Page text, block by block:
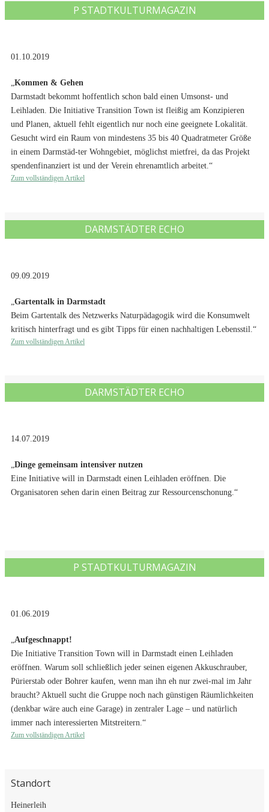
P STADTKULTURMAGAZIN
01.10.2019
„Kommen & Gehen
Darmstadt bekommt hoffentlich schon bald einen Umsonst- und
Leihladen. Die Initiative Transition Town ist fleißig am Konzipieren
und Planen, aktuell fehlt eigentlich nur noch eine geeignete Lokalität.
Gesucht wird ein Raum von mindestens 35 bis 40 Quadratmeter Größe
in einem Darmstäd-ter Wohngebiet, möglichst mietfrei, da das Projekt
spendenfinanziert ist und der Verein ehrenamtlich arbeitet.“
Zum vollständigen Artikel
DARMSTÄDTER ECHO
09.09.2019
Gartentalk in Darmstadt
Beim Gartentalk des Netzwerks Naturpädagogik wird die Konsumwelt
kritisch hinterfragt und es gibt Tipps für einen nachhaltigen Lebensstil.“
Zum vollständigen Artikel
DARMSTÄDTER ECHO
14.07.2019
„Dinge gemeinsam intensiver nutzen
Eine Initiative will in Darmstadt einen Leihladen eröffnen. Die
Organisatoren sehen darin einen Beitrag zur Ressourcenschonung.“
P STADTKULTURMAGAZIN
01.06.2019
„Aufgeschnappt!
Die Initiative Transition Town will in Darmstadt einen Leihladen
eröffnen. Warum soll schließlich jeder seinen eigenen Akkuschrauber,
Pürierstab oder Bohrer kaufen, wenn man ihn eh nur zwei-mal im Jahr
braucht? Aktuell sucht die Gruppe noch nach günstigen Räumlichkeiten
(denkbar wäre auch eine Garage) in zentraler Lage – und natürlich
immer nach interessierten Mitstreitern.“
Zum vollständigen Artikel
Standort
Heinerleih